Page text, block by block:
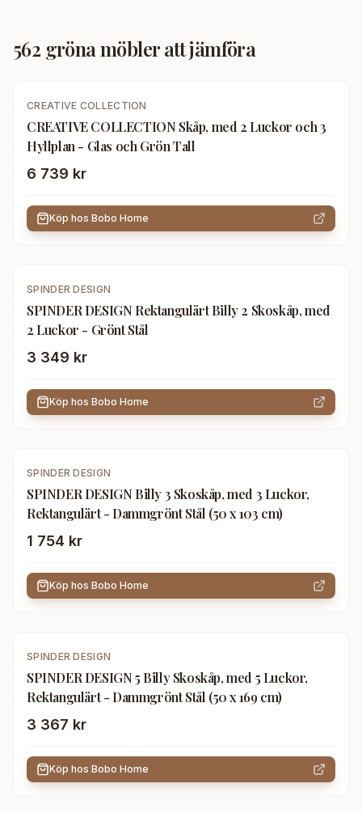
562 gröna möbleratt jämföra
CREATIVE COLLECTION
CREATIVE COLLECTION Skåp, med 2 Luckor och 3
Hyllplan - Glas och Grön Tall
6 739 kr
Köp hos Bobo Home
SPINDER DESIGN
SPINDER DESIGN Rektangulärt Billy 2 Skoskåp, med
2 Luckor - Grönt Stål
3 349 kr
Köp hos Bobo Home
SPINDER DESIGN
SPINDER DESIGN Billy 3 Skoskåp, med 3 Luckor,
Rektangulärt - Dammgrönt Stål (50 x 103 cm)
1 754 kr
Köp hos Bobo Home
SPINDER DESIGN
SPINDER DESIGN 5 Billy Skoskåp, med 5 Luckor,
Rektangulärt - Dammgrönt Stål (50 x 169 cm)
3 367 kr
Köp hos Bobo Home